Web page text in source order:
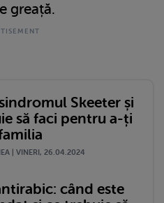
greață.
Skeeter și
să faci pentru a-ți
| VINERI, 26.04.2024
când este